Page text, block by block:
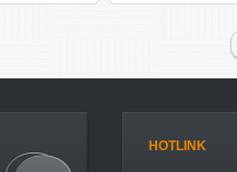
HOTLINK